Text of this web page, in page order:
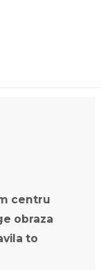
centru
obraza
to